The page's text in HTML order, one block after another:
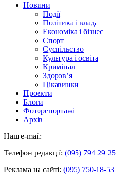
Новини
Події
Політика і влада
Економіка і бізнес
Спорт
Суспільство
Культура і освіта
Кримінал
Здоров’я
Цікавинки
Проекти
Блоги
Фоторепортажі
Архів
Наш e-mail:
Телефон редакції: (095) 794-29-25
Реклама на сайті: (095) 750-18-53